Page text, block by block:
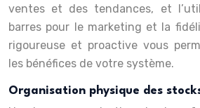
ventes et des tendances, et
barres pour le marketing et la
rigoureuse et proactive vous
les bénéfices de votre système.
Organisation physique des